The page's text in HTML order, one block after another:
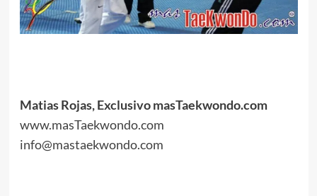
Matias Rojas, Exclusivo masTaekwondo.com
www.masTaekwondo.com
info@mastaekwondo.com